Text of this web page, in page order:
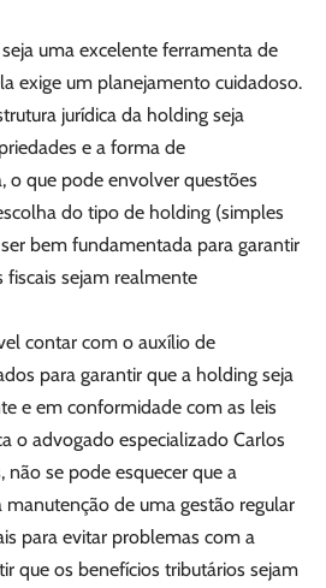
uma excelente ferramenta de
exige um planejamento cuidadoso.
jurídica da holding seja
e a forma de
o que pode envolver questões
do tipo de holding (simples
bem fundamentada para garantir
sejam realmente
contar com o auxílio de
para garantir que a holding seja
e em conformidade com as leis
o advogado especializado Carlos
não se pode esquecer que a
manutenção de uma gestão regular
para evitar problemas com a
que os benefícios tributários sejam